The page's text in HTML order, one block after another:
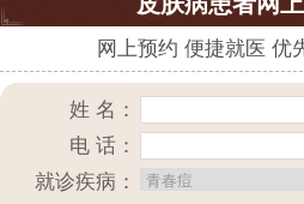
网上预约 便捷就医 优
姓 名：
电 话：
就诊疾病：